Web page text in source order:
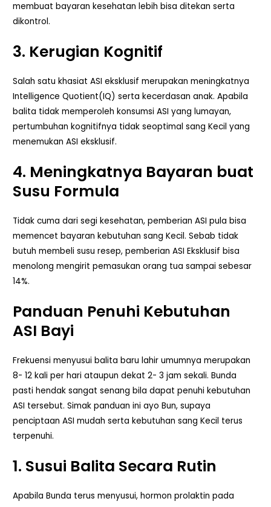
membuat bayaran kesehatan lebih bisa ditekan serta
dikontrol.
3. Kerugian Kognitif
Salah satu khasiat ASI eksklusif merupakan meningkatnya
Intelligence Quotient(IQ) serta kecerdasan anak. Apabila
balita tidak memperoleh konsumsi ASI yang lumayan,
pertumbuhan kognitifnya tidak seoptimal sang Kecil yang
menemukan ASI eksklusif.
4. Meningkatnya Bayaran buat
Susu Formula
Tidak cuma dari segi kesehatan, pemberian ASI pula bisa
memencet bayaran kebutuhan sang Kecil. Sebab tidak
butuh membeli susu resep, pemberian ASI Eksklusif bisa
menolong mengirit pemasukan orang tua sampai sebesar
14%.
Panduan Penuhi Kebutuhan
ASI Bayi
Frekuensi menyusui balita baru lahir umumnya merupakan
8- 12 kali per hari ataupun dekat 2- 3 jam sekali. Bunda
pasti hendak sangat senang bila dapat penuhi kebutuhan
ASI tersebut. Simak panduan ini ayo Bun, supaya
penciptaan ASI mudah serta kebutuhan sang Kecil terus
terpenuhi.
1. Susui Balita Secara Rutin
Apabila Bunda terus menyusui, hormon prolaktin pada